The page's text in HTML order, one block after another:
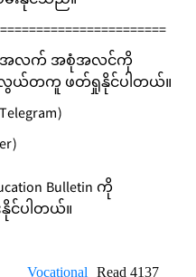
က်အလက် အစုံအလင်ကို
အလွယ်တကူ ဖတ်ရှုနိုင်ပါတယ်။
Bulletin ကို
င်ပါတယ်။
Vocational
Read 4137